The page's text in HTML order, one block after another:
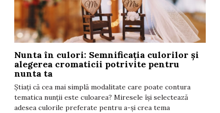
Nunta în culori: Semnificația culorilor și
alegerea cromaticii potrivite pentru
nunta ta
Știați că cea mai simplă modalitate care poate contura
tematica nunții este culoarea? Miresele își selectează
adesea culorile preferate pentru a-și crea tema